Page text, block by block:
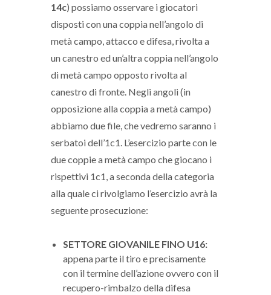
14c) possiamo osservare i giocatori
disposti con una coppia nell’angolo di
metà campo, attacco e difesa, rivolta a
un canestro ed un’altra coppia nell’angolo
di metà campo opposto rivolta al
canestro di fronte. Negli angoli (in
opposizione alla coppia a metà campo)
abbiamo due file, che vedremo saranno i
serbatoi dell’1c1. L’esercizio parte con le
due coppie a metà campo che giocano i
rispettivi 1c1, a seconda della categoria
alla quale ci rivolgiamo l’esercizio avrà la
seguente prosecuzione:
SETTORE GIOVANILE FINO U16:
appena parte il tiro e precisamente
con il termine dell’azione ovvero con il
recupero-rimbalzo della difesa